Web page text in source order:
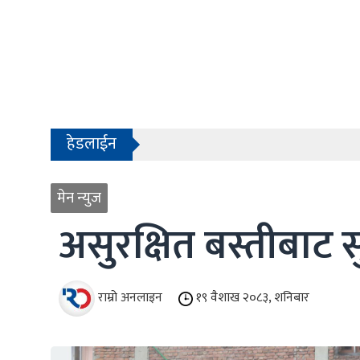
हेडलाईन
- काठमाडौंको बाँसबारीमा खुल्यो अत्याधुनिक
- देश बनाउन प्रधानमन्त्री मात्र होइन, सक्षम
2
मेन न्युज
असुरक्षित बस्तीबाट
राम्रो अनलाइन १९ वैशाख २०८३, शनिबार